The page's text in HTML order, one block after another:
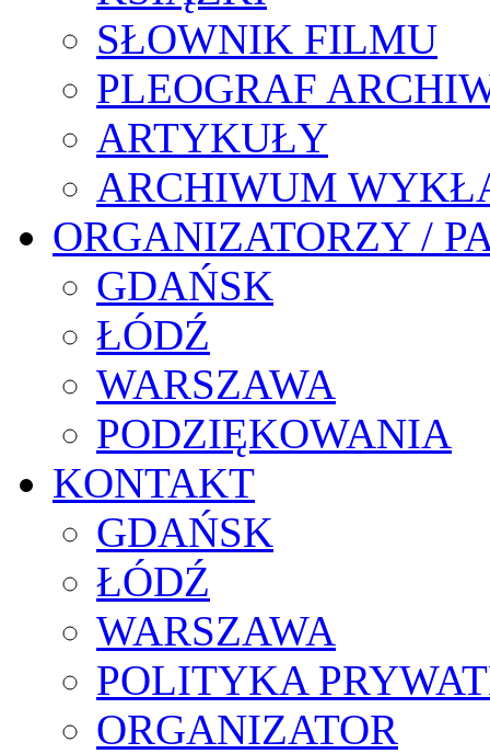
SŁOWNIK FILMU
PLEOGRAF
ARTYKUŁY
ARCHIWUM
ORGANIZATORZY /
GDAŃSK
ŁÓDŹ
WARSZAWA
PODZIĘKOWANIA
KONTAKT
GDAŃSK
ŁÓDŹ
WARSZAWA
POLITYKA
ORGANIZATOR